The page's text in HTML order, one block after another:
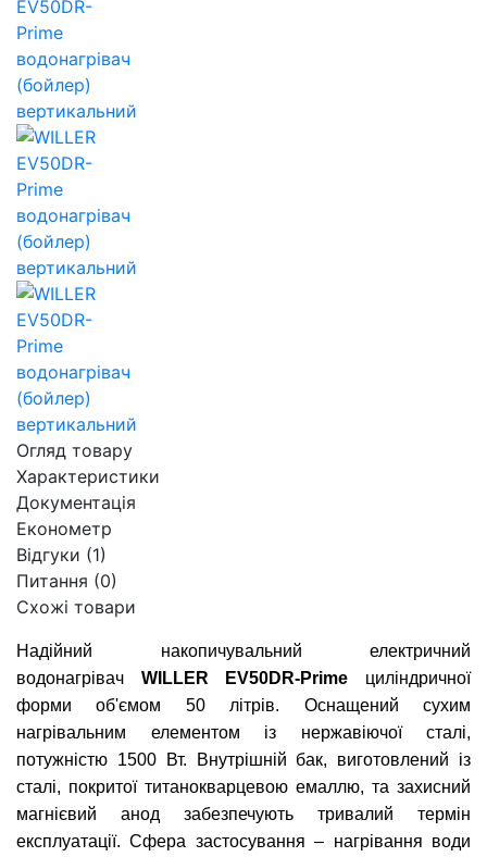
Огляд товару
Характеристики
Документація
Економетр
Відгуки (1)
Питання (0)
Схожі товари
Надійний накопичувальний електричний
водонагрівач WILLER EV50DR-Prime циліндричної
форми об'ємом 50 літрів. Оснащений сухим
нагрівальним елементом із нержавіючої сталі,
потужністю 1500 Вт. Внутрішній бак, виготовлений із
сталі, покритої титанокварцевою емаллю, та захисний
магнієвий анод забезпечують тривалий термін
експлуатації. Сфера застосування – нагрівання води